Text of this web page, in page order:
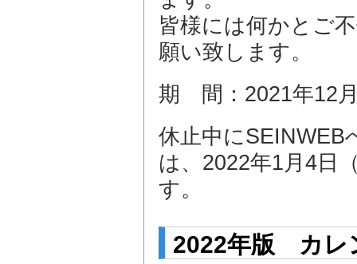
皆様には何かとご
願い致します。
期 間：2021年12
休止中に
は、2022年1月4日
す。
2022年版 カレ